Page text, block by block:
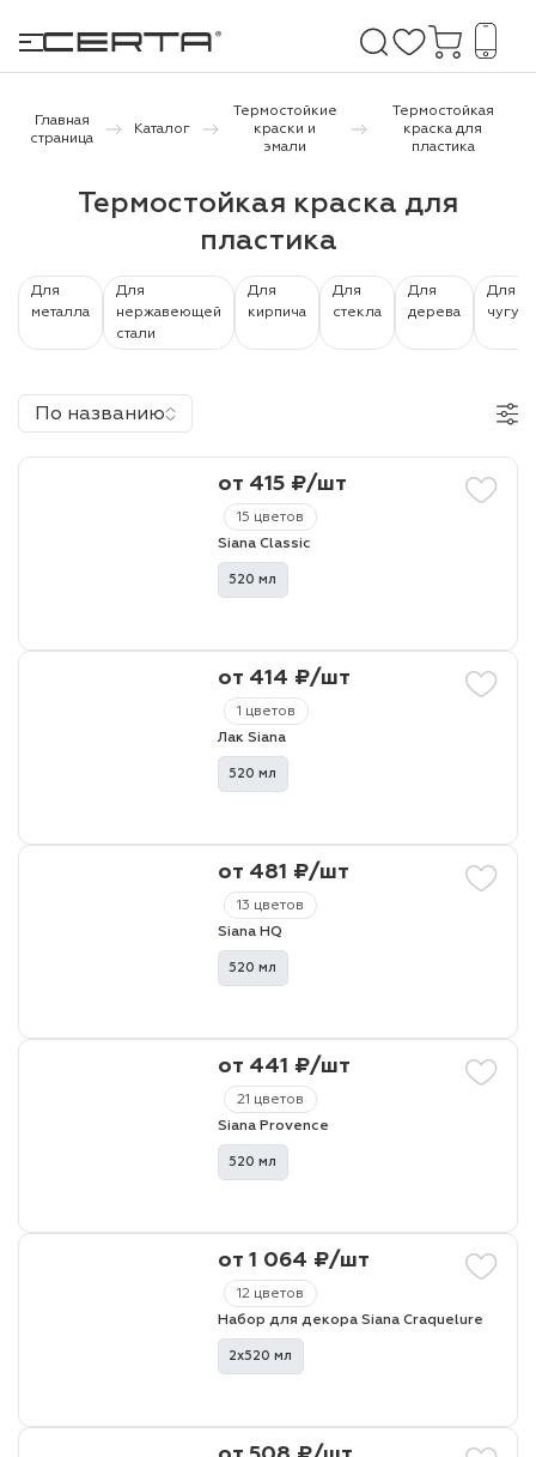
бетону,
металлу
по
Главная
страница
Каталог
Термостойкие
краски и
эмали
Термостойкая
краска для
пластика
Термостойкая краска для
пластика
Для
металла
Для
нержавеющей
стали
Для
кирпича
Для
стекла
Для
дерева
Для
чугуна
По названию
15 цветов
от 415 ₽/шт
Siana Classic
520 мл
1 цветов
от 414 ₽/шт
Лак Siana
520 мл
13 цветов
от 481 ₽/шт
Siana HQ
520 мл
21 цветов
от 441 ₽/шт
Siana Provence
520 мл
12 цветов
от 1 064 ₽/шт
Набор для декора Siana Craquelure
2х520 мл